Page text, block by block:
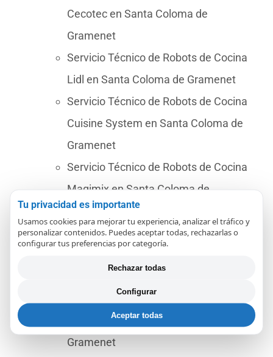
Cecotec en Santa Coloma de
Gramenet
Servicio Técnico de Robots de Cocina
Lidl en Santa Coloma de Gramenet
Servicio Técnico de Robots de Cocina
Cuisine System en Santa Coloma de
Gramenet
Servicio Técnico de Robots de Cocina
Magimix en Santa Coloma de
Gramenet
Servicio Técnico de Robots de Cocina
Servicio Técnico de Robots de Cocina
Juice Expert en Santa Coloma de
Gramenet
Tu privacidad es importante
Usamos cookies para mejorar tu experiencia, analizar el tráfico y
personalizar contenidos. Puedes aceptar todas, rechazarlas o
configurar tus preferencias por categoría.
Rechazar todas
Configurar
Aceptar todas